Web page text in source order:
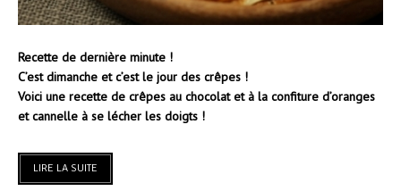
Recette de dernière minute !
C’est dimanche et c’est le jour des crêpes !
Voici une recette de crêpes au chocolat et à la confiture d’oranges
et cannelle à se lécher les doigts !
LIRE LA SUITE